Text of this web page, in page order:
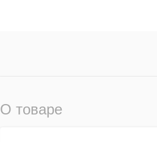
О товаре